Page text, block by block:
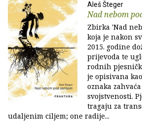
Aleš Šteger
Nad nebom
Zbirka 'Nad
koja je nakon
2015. godine
prijevoda te
rodnih
je opisivana
oznaka
svojstvenosti.
tragaju za
udaljenim ciljem; one radije...